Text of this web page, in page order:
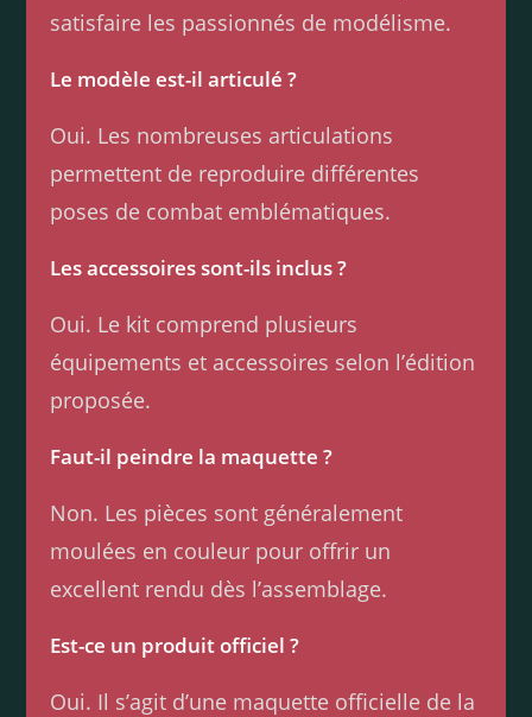
satisfaire les passionnés de modélisme.
Le modèle est-il articulé ?
Oui. Les nombreuses articulations
permettent de reproduire différentes
poses de combat emblématiques.
Les accessoires sont-ils inclus ?
Oui. Le kit comprend plusieurs
équipements et accessoires selon l’édition
proposée.
Faut-il peindre la maquette ?
Non. Les pièces sont généralement
moulées en couleur pour offrir un
excellent rendu dès l’assemblage.
Est-ce un produit officiel ?
Oui. Il s’agit d’une maquette officielle de la